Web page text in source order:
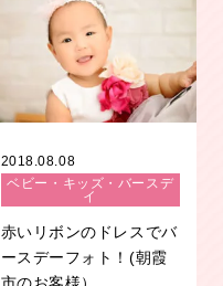
2018.08.08
ベビー・キッズ・バースデ
イ
赤いリボンのドレスでバ
ースデーフォト！(朝霞
市のお客様）